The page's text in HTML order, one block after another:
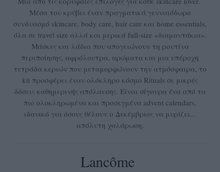
Μέσα του κρύβει έναν πραγματικά γενναιόδωρο
συνδυασμό skincare, body care, hair care και home essentials,
όλα σε travel size αλλά και μερικά full-size «διαμαντάκια».
Μάσκες και λάδια που απογειώνουν τη ρουτίνα
περιποίησης, αφρόλουτρα, αρώματα και μια υπέροχη
τετράδα κεριών που μεταμορφώνουν την ατμόσφαιρα, το
kit προσφέρει έναν ολόκληρο κόσμο Rituals σε μικρές
δόσεις καθημερινής απόλαυσης. Είναι σίγουρα ένα από τα
πιο ολοκληρωμένα και προσεγμένα advent calendars,
ιδανικό για όσους θέλουν ο Δεκέμβριος να μυρίζει...
απόλυτη χαλάρωση.
Lancôme